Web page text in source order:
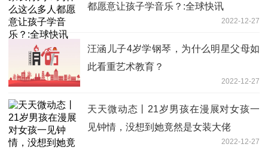
都愿意让孩子学音乐？:全球快讯
2022-12-27
汪涵儿子4岁学钢琴，为什么明星父母如
此看重艺术教育？
2022-12-27
天天微动态丨21岁男孩在漫展对女孩一
见钟情，没想到她竟然是女装大佬
2022-12-27